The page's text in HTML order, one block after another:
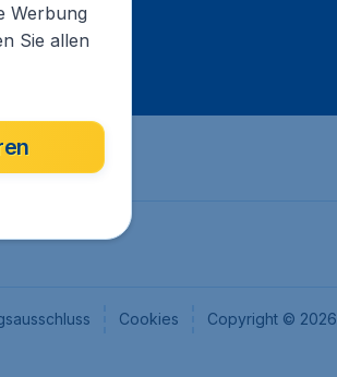
Cookies Copyright © 2026
Werbung
Sie allen